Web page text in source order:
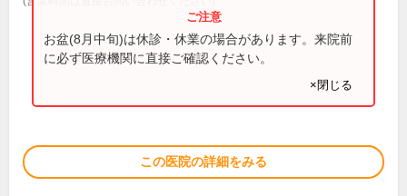
お盆(8月中旬)は休診・休業の場合があります。来院前
に必ず医療機関に直接ご確認ください。
×閉じる
この医院の詳細をみる